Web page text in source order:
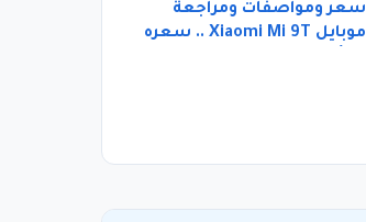
سعر ومواصفات ومراجعة
موبايل Xiaomi Mi 9T .. سعره